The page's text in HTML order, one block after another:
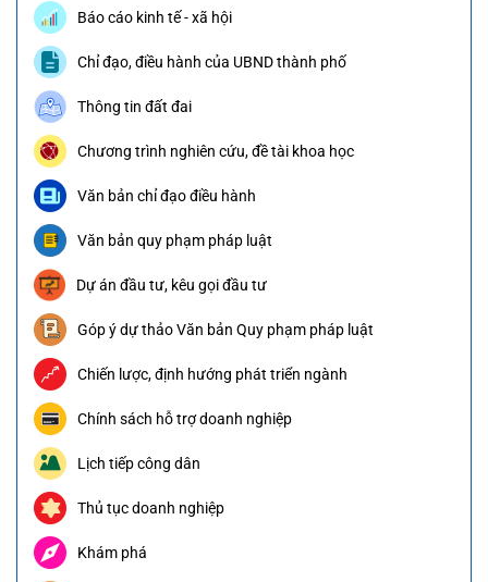
Báo cáo kinh tế - xã hội
Chỉ đạo, điều hành của UBND thành phố
Thông tin đất đai
Chương trình nghiên cứu, đề tài khoa học
Văn bản chỉ đạo điều hành
Văn bản quy phạm pháp luật
Dự án đầu tư, kêu gọi đầu tư
Góp ý dự thảo Văn bản Quy phạm pháp luật
Chiến lược, định hướng phát triển ngành
Chính sách hỗ trợ doanh nghiệp
Lịch tiếp công dân
Thủ tục doanh nghiệp
Khám phá